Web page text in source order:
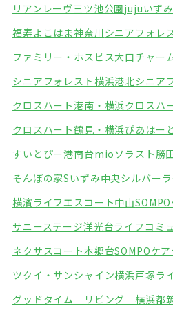
リアンレーヴ三ツ池公園jujuいず
福寿よこはま神奈川 シニアフォレ
ファミリー・ホスピス大口チャー
シニアフォレスト横浜港北シニア
クロスハート港南・横浜クロスハ
クロスハート鶴見・横浜ぴあはー
すいとぴー港南台mio ソラスト勝
そんぽの家Sいずみ中央シルバー
横濱ライフエスコート中山
サニーステージ洋光台ライフコミ
ネクサスコート本郷台SOMPOケ
ツクイ・サンシャイン横浜戸塚ラ
グッドタイム リビング 横浜都